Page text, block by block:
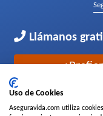
Llámanos
Parte del grupo
Uso de Cookies
Aseguravida.com utiliza